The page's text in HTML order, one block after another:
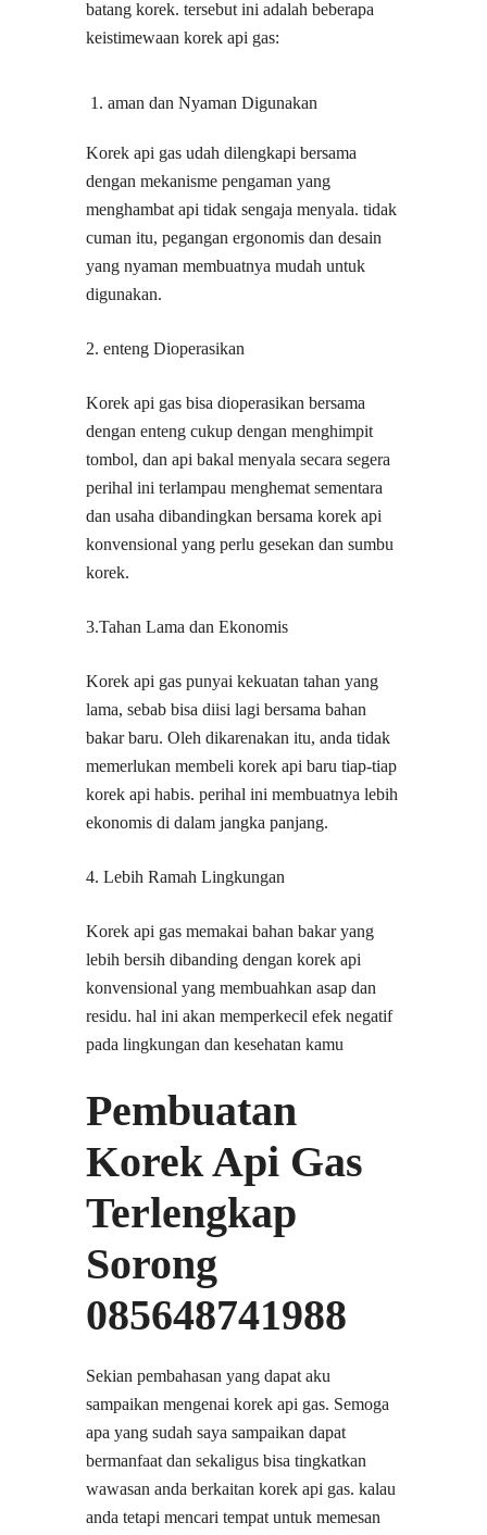
batang korek. tersebut ini adalah beberapa
keistimewaan korek api gas:
aman dan Nyaman Digunakan
Korek api gas udah dilengkapi bersama
dengan mekanisme pengaman yang
menghambat api tidak sengaja menyala. tidak
cuman itu, pegangan ergonomis dan desain
yang nyaman membuatnya mudah untuk
digunakan.
2. enteng Dioperasikan
Korek api gas bisa dioperasikan bersama
dengan enteng cukup dengan menghimpit
tombol, dan api bakal menyala secara segera
perihal ini terlampau menghemat sementara
dan usaha dibandingkan bersama korek api
konvensional yang perlu gesekan dan sumbu
korek.
3.Tahan Lama dan Ekonomis
Korek api gas punyai kekuatan tahan yang
lama, sebab bisa diisi lagi bersama bahan
bakar baru. Oleh dikarenakan itu, anda tidak
memerlukan membeli korek api baru tiap-tiap
korek api habis. perihal ini membuatnya lebih
ekonomis di dalam jangka panjang.
4. Lebih Ramah Lingkungan
Korek api gas memakai bahan bakar yang
lebih bersih dibanding dengan korek api
konvensional yang membuahkan asap dan
residu. hal ini akan memperkecil efek negatif
pada lingkungan dan kesehatan kamu
Pembuatan
Korek Api Gas
Terlengkap
Sorong
085648741988
Sekian pembahasan yang dapat aku
sampaikan mengenai korek api gas. Semoga
apa yang sudah saya sampaikan dapat
bermanfaat dan sekaligus bisa tingkatkan
wawasan anda berkaitan korek api gas. kalau
anda tetapi mencari tempat untuk memesan